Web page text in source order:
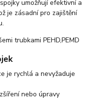
umožňují efektivní a
je zásadní pro zajištění
trubkami PEHD,PEMD
je rychlá a nevyžaduje
nebo úpravy